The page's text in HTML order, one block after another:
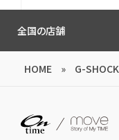
全国の店舗
HOME » G-SHOCK